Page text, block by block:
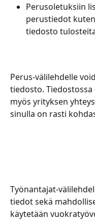
Perusoletuksiin
perustiedot
tiedosto
Perus-välilehdelle
tiedosto.
myös yrityksen
sinulla on rasti
Työnantajat-
tiedot sekä
käytetään